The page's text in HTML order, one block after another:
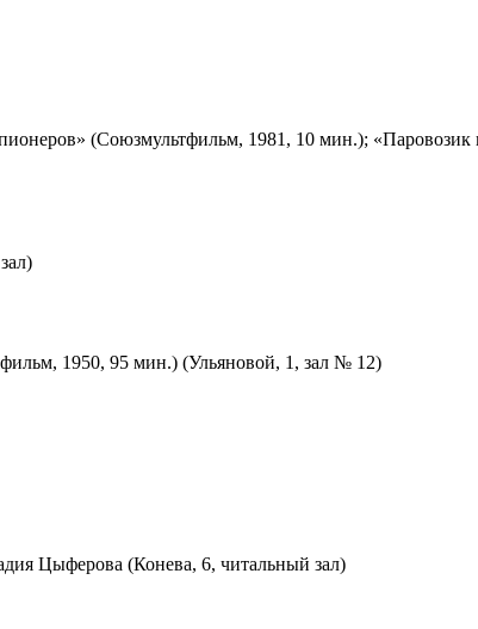
(Союзмультфильм, 1981, 10 мин.); «Паровозик
1950, 95 мин.) (Ульяновой, 1, зал № 12)
Цыферова (Конева, 6, читальный зал)